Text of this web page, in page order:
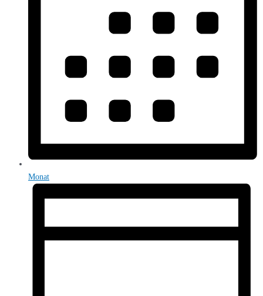
Monat